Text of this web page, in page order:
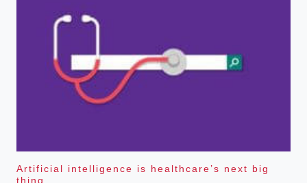
Artificial intelligence is healthcare’s next big
thing